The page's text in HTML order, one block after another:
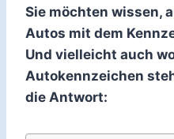
Sie möchten wissen,
Autos mit dem
Und vielleicht auch
Autokennzeichen
die Antwort: